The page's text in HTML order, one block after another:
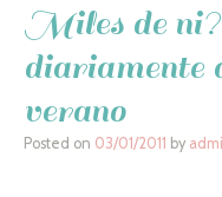
Miles de
diariamente
verano
Posted on 03/01/2011 by